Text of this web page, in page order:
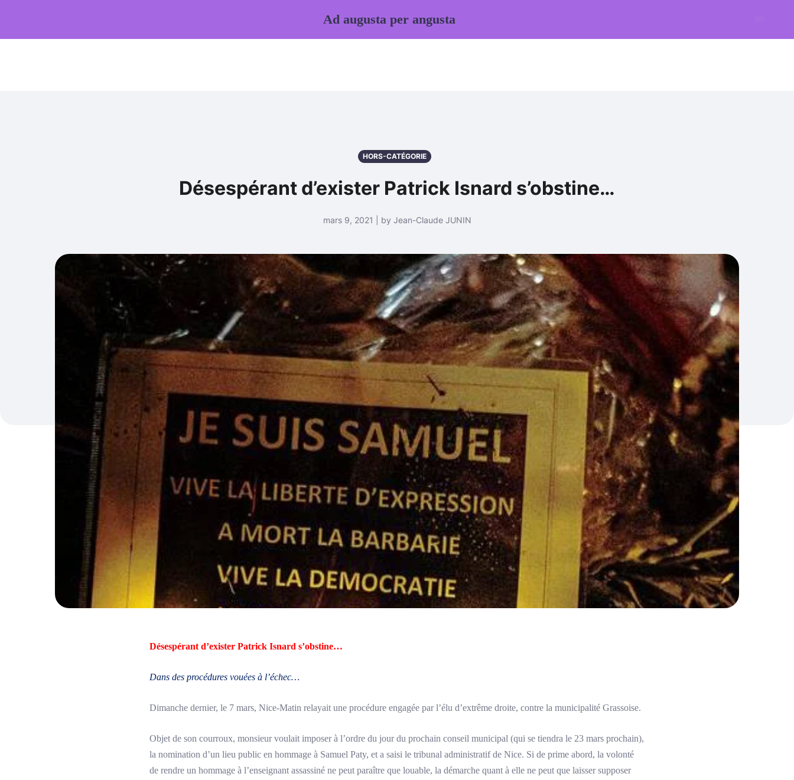
HORS-CATÉGORIE
Désespérant d’exister Patrick Isnard s’obstine…
mars 9, 2021 | by Jean-Claude JUNIN
Désespérant d’exister Patrick Isnard s’obstine…
Dans des procédures vouées à l’échec…
Dimanche dernier, le 7 mars, Nice-Matin relayait une procédure engagée par l’élu d’extrême droite, contre la municipalité Grassoise.
Objet de son courroux, monsieur voulait imposer à l’ordre du jour du prochain conseil municipal (qui se tiendra le 23 mars prochain),
la nomination d’un lieu public en hommage à Samuel Paty, et a saisi le tribunal administratif de Nice. Si de prime abord, la volonté
de rendre un hommage à l’enseignant assassiné ne peut paraître que louable, la démarche quant à elle ne peut que laisser supposer
Ad augusta per angusta